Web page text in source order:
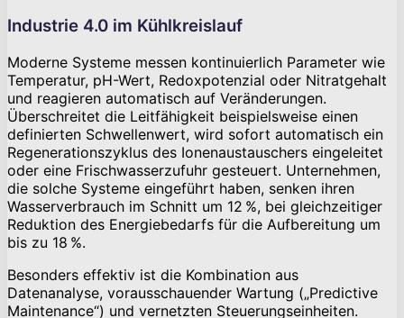
Industrie 4.0 im Kühlkreislauf
Moderne Systeme messen kontinuierlich Parameter wie
Temperatur, pH-Wert, Redoxpotenzial oder Nitratgehalt
und reagieren automatisch auf Veränderungen.
Überschreitet die Leitfähigkeit beispielsweise einen
definierten Schwellenwert, wird sofort automatisch ein
Regenerationszyklus des Ionenaustauschers eingeleitet
oder eine Frischwasserzufuhr gesteuert. Unternehmen,
die solche Systeme eingeführt haben, senken ihren
Wasserverbrauch im Schnitt um 12 %, bei gleichzeitiger
Reduktion des Energiebedarfs für die Aufbereitung um
bis zu 18 %.
Besonders effektiv ist die Kombination aus
Datenanalyse, vorausschauender Wartung („Predictive
Maintenance“) und vernetzten Steuerungseinheiten.